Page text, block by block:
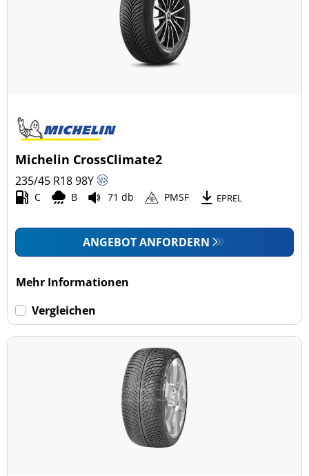
Michelin CrossClimate2
235/45 R1898Y
C B 71 db PMSF EPREL
ANGEBOT ANFORDERN
Mehr Informationen
Vergleichen